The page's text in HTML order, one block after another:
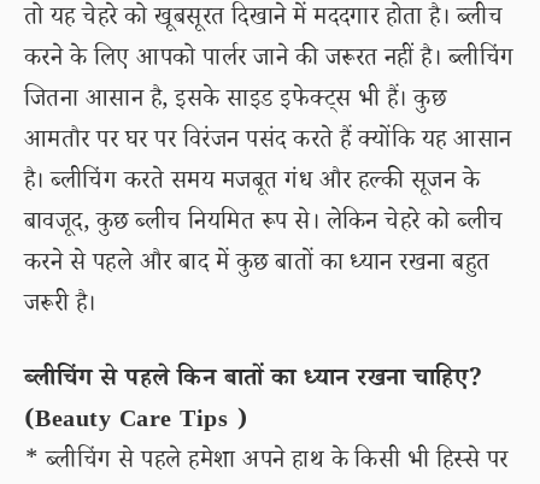
तो यह चेहरे को खूबसूरत दिखाने में मददगार होता है। ब्लीच
करने के लिए आपको पार्लर जाने की जरूरत नहीं है। ब्लीचिंग
जितना आसान है, इसके साइड इफेक्ट्स भी हैं। कुछ
आमतौर पर घर पर विरंजन पसंद करते हैं क्योंकि यह आसान
है। ब्लीचिंग करते समय मजबूत गंध और हल्की सूजन के
बावजूद, कुछ ब्लीच नियमित रूप से। लेकिन चेहरे को ब्लीच
करने से पहले और बाद में कुछ बातों का ध्यान रखना बहुत
जरूरी है।
ब्लीचिंग से पहले किन बातों का ध्यान रखना चाहिए?
(Beauty Care Tips )
* ब्लीचिंग से पहले हमेशा अपने हाथ के किसी भी हिस्से पर